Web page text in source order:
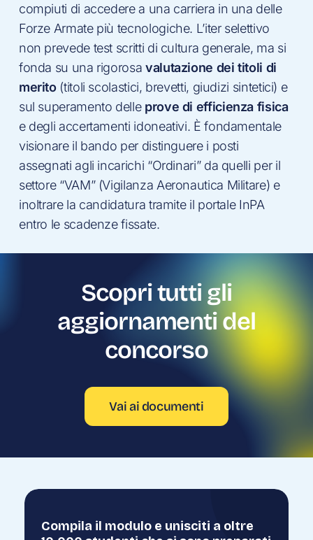
compiuti di accedere a una carriera in una delle
Forze Armate più tecnologiche. L’iter selettivo
non prevede test scritti di cultura generale, ma si
fonda su una rigorosa valutazione dei titoli di
merito(titoli scolastici, brevetti, giudizi sintetici) e
sul superamento delle prove di efficienza fisica
e degli accertamenti idoneativi. È fondamentale
visionare il bando per distinguere i posti
assegnati agli incarichi “Ordinari” da quelli per il
settore “VAM” (Vigilanza Aeronautica Militare) e
inoltrare la candidatura tramite il portale InPA
entro le scadenze fissate.
Scoprituttigli
aggiornamentidel
concorso
Vai ai documenti